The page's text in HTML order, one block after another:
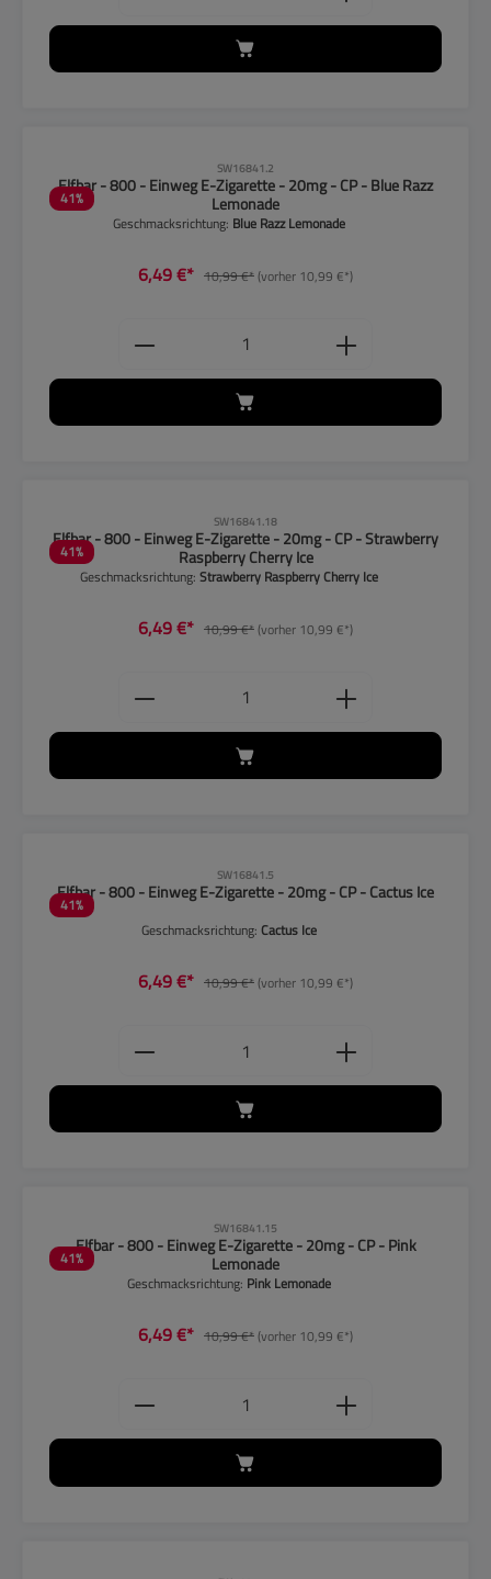
41%
SW16841.2
Elfbar - 800 - Einweg E-Zigarette - 20mg - CP - Blue Razz
Lemonade
Geschmacksrichtung: Blue Razz Lemonade
6,49 €* 10,99 €*(vorher 10,99 €*)
Produkt Anzahl: Gib den
41%
SW16841.18
Elfbar - 800 - Einweg E-Zigarette - 20mg - CP - Strawberry
Raspberry Cherry Ice
Geschmacksrichtung: Strawberry Raspberry Cherry Ice
6,49 €* 10,99 €*(vorher 10,99 €*)
Produkt Anzahl: Gib den
41%
SW16841.5
Elfbar - 800 - Einweg E-Zigarette - 20mg - CP - Cactus Ice
Geschmacksrichtung: Cactus Ice
6,49 €* 10,99 €*(vorher 10,99 €*)
Produkt Anzahl: Gib den
41%
SW16841.15
Elfbar - 800 - Einweg E-Zigarette - 20mg - CP - Pink
Lemonade
Geschmacksrichtung: Pink Lemonade
6,49 €* 10,99 €*(vorher 10,99 €*)
Produkt Anzahl: Gib den